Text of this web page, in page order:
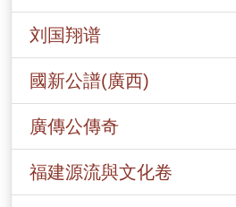
刘国翔谱
國新公譜(廣西)
廣傳公傳奇
福建源流與文化卷